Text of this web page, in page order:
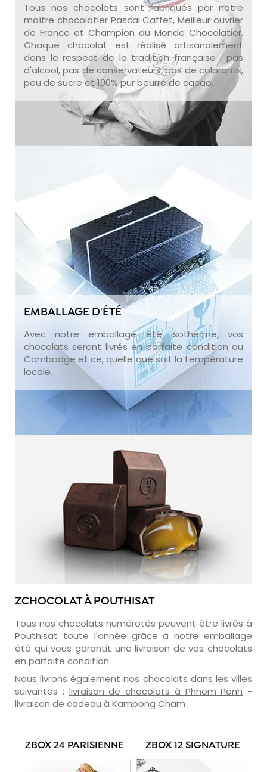
Tous nos chocolats sont fabriqués par notre
maître chocolatier Pascal Caffet, Meilleur ouvrier
de France et Champion du Monde Chocolatier.
Chaque chocolat est réalisé artisanalement
dans le respect de la tradition française : pas
d'alcool, pas de conservateurs, pas de colorants,
peu de sucre et 100% pur beurre de cacao.
EMBALLAGE D'ÉTÉ
Avec notre emballage été isotherme, vos
chocolats seront livrés en parfaite condition au
Cambodge et ce, quelle que soit la température
locale.
ZCHOCOLAT À POUTHISAT
Tous nos chocolats numérotés peuvent être livrés à
Pouthisat toute l'année grâce à notre emballage
été qui vous garantit une livraison de vos chocolats
en parfaite condition.
Nous livrons également nos chocolats dans les villes
suivantes : livraison de chocolats à Phnom Penh -
livraison de cadeau à Kampong Cham
ZBOX 24 PARISIENNE ZBOX 12 SIGNATURE